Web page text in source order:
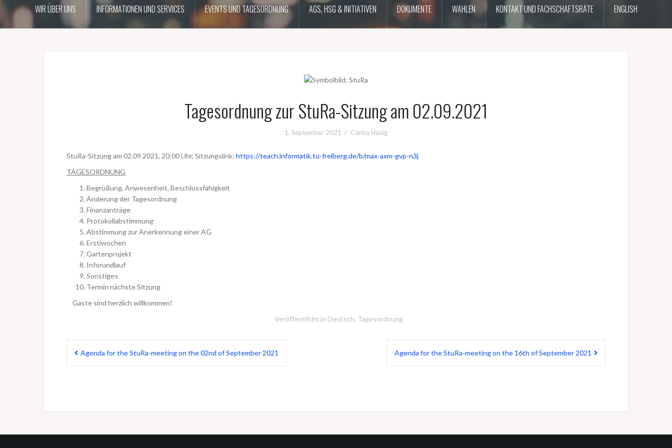
WIR ÜBER UNS INFORMATIONEN UND SERVICES EVENTS UND TAGESORDNUNG AGS, HSG & INITIATIVEN DOKUMENTE WAHLEN KONTAKT UND FACHSCHAFTSRÄTE ENGLISH
Tagesordnung zur StuRa-Sitzung am 02.09.2021
1. September 2021 Carina Hänig
StuRa-Sitzung am 02.09.2021, 20:00 Uhr, Sitzungslink: https://teach.informatik.tu-freiberg.de/b/max-axm-gvp-n3j
TAGESORDNUNG
Begrüßung, Anwesenheit, Beschlussfähigkeit
Änderung der Tagesordnung
Finanzanträge
Protokollabstimmung
Abstimmung zur Anerkennung einer AG
Erstiwochen
Gartenprojekt
Inforundlauf
Sonstiges
Termin nächste Sitzung
Gäste sind herzlich willkommen!
Veröffentlicht in Deutsch, Tagesordnung
Beitragsnavigation
Agenda for the StuRa-meeting on the 02nd of September 2021 Agenda for the StuRa-meeting on the 16th of September 2021